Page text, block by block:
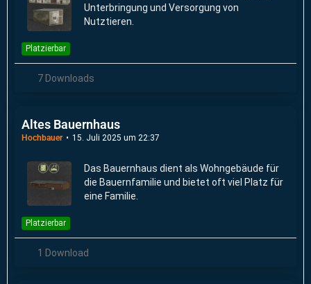
Unterbringung und Versorgung von
Nutztieren.
Platzierbar
7 Downloads
Altes Bauernhaus
Hochbauer 15. Juli 2025 um 22:37
Das Bauernhaus dient als Wohngebäude für
die Bauernfamilie und bietet oft viel Platz für
eine Familie.
Platzierbar
1 Download